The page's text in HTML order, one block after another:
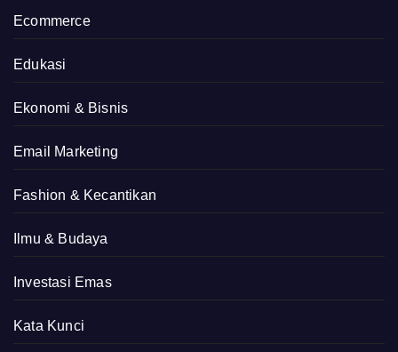
Ecommerce
Edukasi
Ekonomi & Bisnis
Email Marketing
Fashion & Kecantikan
Ilmu & Budaya
Investasi Emas
Kata Kunci